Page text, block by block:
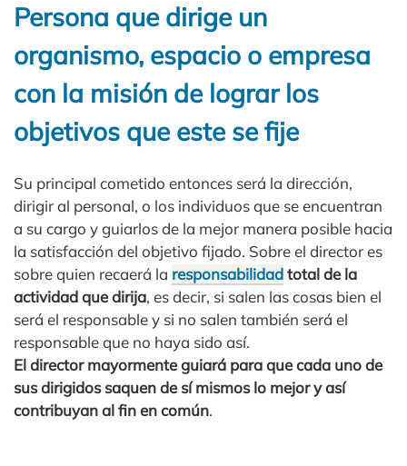
Persona que dirige un
organismo, espacio o empresa
con la misión de lograr los
objetivos que este se fije
Su principal cometido entonces será la dirección,
dirigir al personal, o los individuos que se encuentran
a su cargo y guiarlos de la mejor manera posible hacia
la satisfacción del objetivo fijado. Sobre el director es
sobre quien recaerá la responsabilidadtotal de la
actividad que dirija, es decir, si salen las cosas bien el
será el responsable y si no salen también será el
responsable que no haya sido así.
El director mayormente guiará para que cada uno de
sus dirigidos saquen de sí mismos lo mejor y así
contribuyan al fin en común.